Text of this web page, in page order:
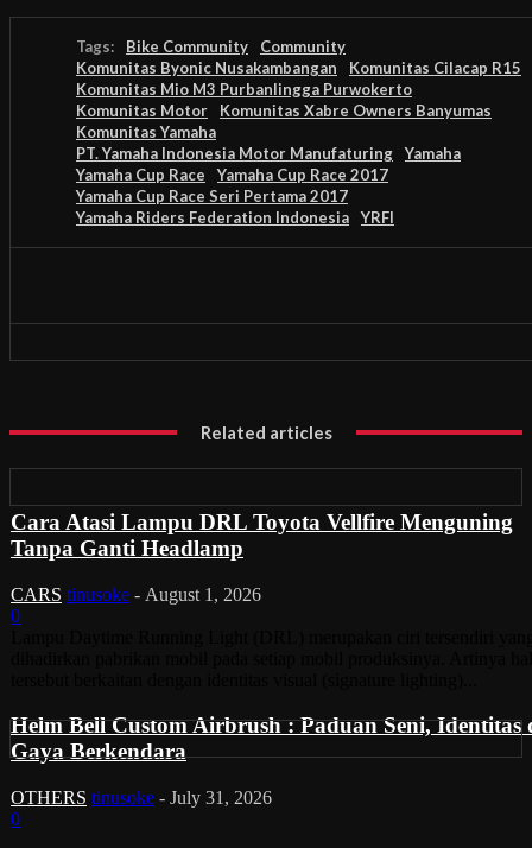
Tags: Bike Community
Community
Komunitas Byonic Nusakambangan
Komunitas Cilacap R15
Komunitas Mio M3 Purbanlingga Purwokerto
Komunitas Motor
Komunitas Xabre Owners Banyumas
Komunitas Yamaha
PT. Yamaha Indonesia Motor Manufaturing
Yamaha
Yamaha Cup Race
Yamaha Cup Race 2017
Yamaha Cup Race Seri Pertama 2017
Yamaha Riders Federation Indonesia
YRFI
Related articles
Cara Atasi Lampu DRL Toyota Vellfire Menguning
Tanpa Ganti Headlamp
CARS tinusoke - August 1, 2026
0
Helm Bell Custom Airbrush : Paduan Seni, Identitas
Gaya Berkendara
OTHERS tinusoke - July 31, 2026
0